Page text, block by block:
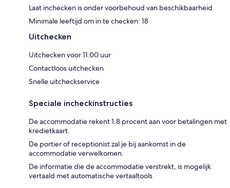
Laat inchecken is onder voorbehoud van beschikbaarheid
Minimale leeftijd om in te checken: 18
Uitchecken
Uitchecken voor 11.00 uur
Contactloos uitchecken
Snelle uitcheckservice
Speciale incheckinstructies
De accommodatie rekent 1.8 procent aan voor betalingen met
kredietkaart.
De portier of receptionist zal je bij aankomst in de
accommodatie verwelkomen.
De informatie die de accommodatie verstrekt, is mogelijk
vertaald met automatische vertaaltools